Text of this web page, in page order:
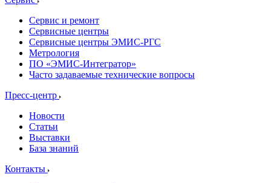
Сервис и ремонт
Сервисные центры
Сервисные центры ЭМИС-РГС
Метрология
ПО «ЭМИС-Интегратор»
Часто задаваемые технические вопросы
Пресс-центр
Новости
Статьи
Выставки
База знаний
Контакты